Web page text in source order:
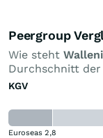
Peergroup
Wie steht
Durchschnitt der
KGV
Euroseas 2,8